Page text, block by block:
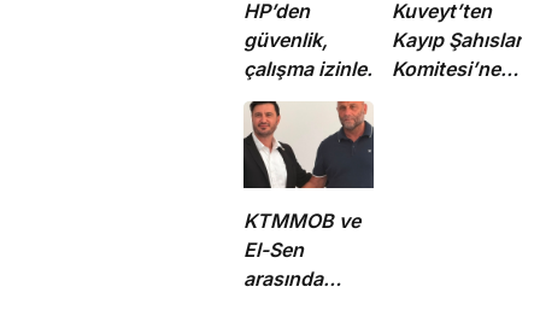
HP’den
güvenlik,
çalışma izinleri
ve yurttaşlık
uygulamalarına
ilişkin öneriler
Kuveyt’ten
Kayıp Şahıslar
Komitesi’ne
KTMMOB ve
El-Sen
arasında